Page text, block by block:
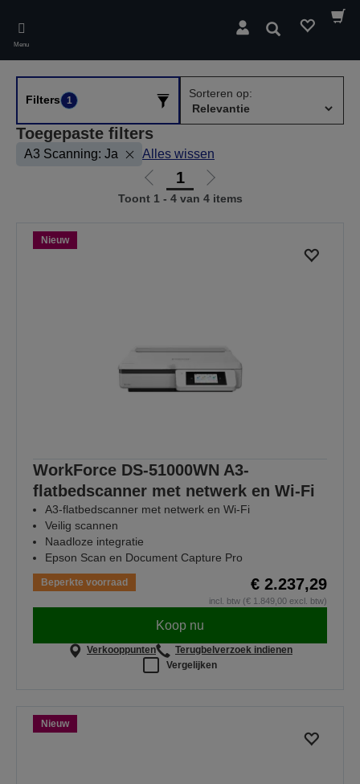
main
content
Menu
Zoeken
Filters 1
Sorteren op:
Toegepaste filters
A3 Scanning: Ja Alles wissen
Ga
naar
1
Ga
naar
Toont 1 - 4 van 4 items
Nieuw
WorkForce DS-51000WN A3-
flatbedscanner met netwerk en Wi-Fi
A3-flatbedscanner met netwerk en Wi-Fi
Veilig scannen
Naadloze integratie
Epson Scan en Document Capture Pro
Beperkte voorraad € 2.237,29
incl. btw (€ 1.849,00 excl. btw)
Koop nu
Verkooppunten
Terugbelverzoek indienen
Vergelijken
Nieuw